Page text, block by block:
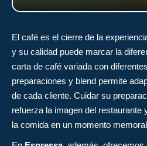
El café es el cierre de la
y su calidad puede marcar la
carta de café variada con
preparaciones y blend permite
de cada cliente. Cuidar su
refuerza la imagen del restaurante
la comida en un momento